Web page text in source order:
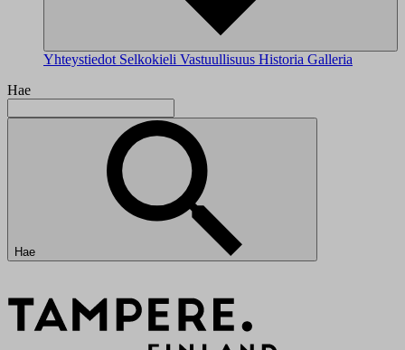
Yhteystiedot Selkokieli Vastuullisuus Historia Galleria
Hae
Hae